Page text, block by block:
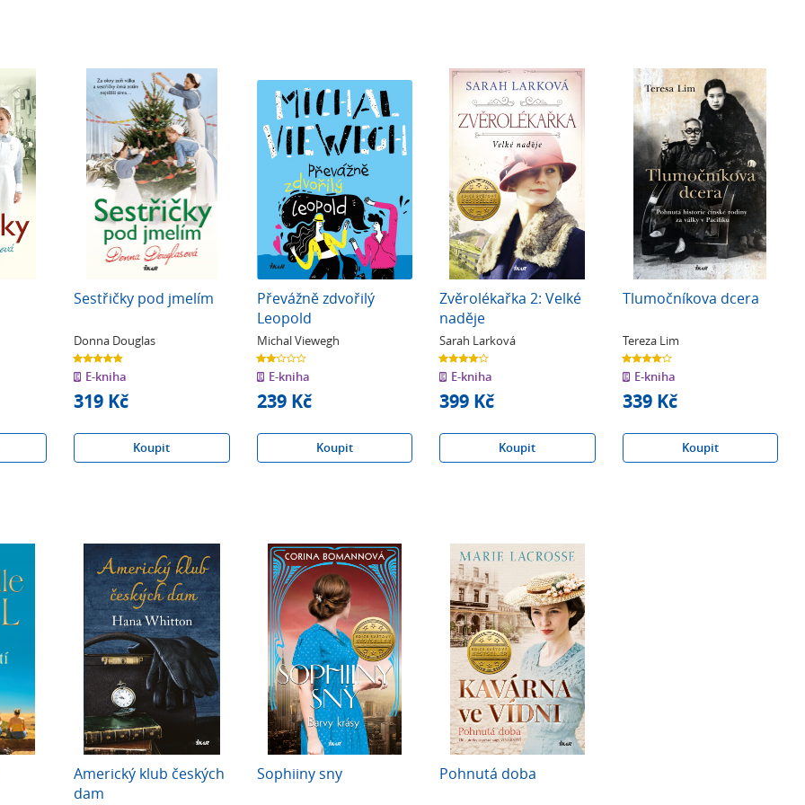
Sestřičky pod jmelím
Donna Douglas
4.8
z
5
hvězdiček
E-kniha
319 Kč
Koupit
Převážně zdvořilý
Leopold
Michal Viewegh
1.9
z
5
hvězdiček
E-kniha
239 Kč
Koupit
Zvěrolékařka 2: Velké
naděje
Sarah Larková
4.1
z
5
hvězdiček
E-kniha
399 Kč
Koupit
Tlumočníkova dcera
Tereza Lim
4.0
z
5
hvězdiček
E-kniha
339 Kč
Koupit
Americký klub českých
dam
Sophiiny sny Pohnutá doba